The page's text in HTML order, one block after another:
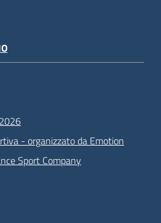
- organizzato da Emotion
Sport Company